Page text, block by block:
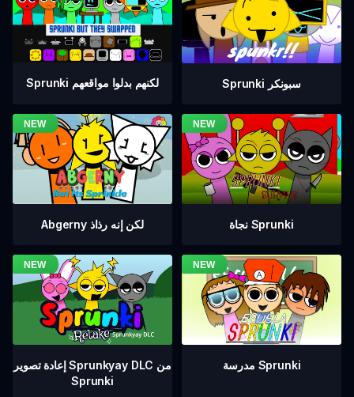
Sprunki لكنهم بدلوا مواقعهم Sprunki سبونكر
Abgerny لكن إنه رذاذ نجاة Sprunki
إعادة تصوير Sprunkyay DLC من
Sprunki
مدرسة Sprunki